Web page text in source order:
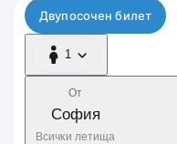
Тип полет
Двупосочен билет
1
1 Пътник
От
София
Всички летища